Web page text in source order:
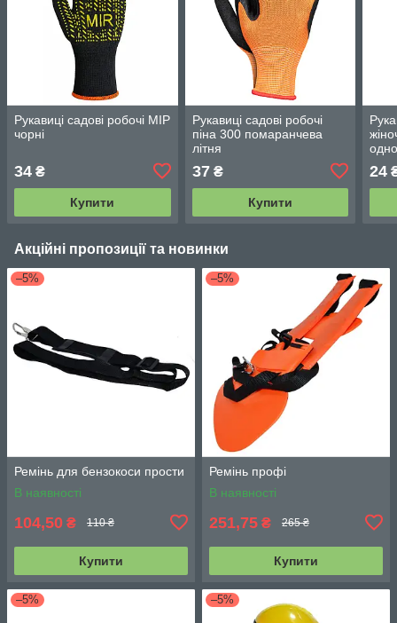
Рукавиці садові робочі МІР
чорні
34 ₴
Купити
Рукавиці садові робочі
піна 300 помаранчева
літня
37₴
Купити
24
Акційні пропозиції та новинки
–5%
Ремінь для бензокоси прости
В наявності
104,50 ₴ 110 ₴
Купити
–5%
Ремінь профі
В наявності
251,75 ₴ 265 ₴
Купити
–5% –5%